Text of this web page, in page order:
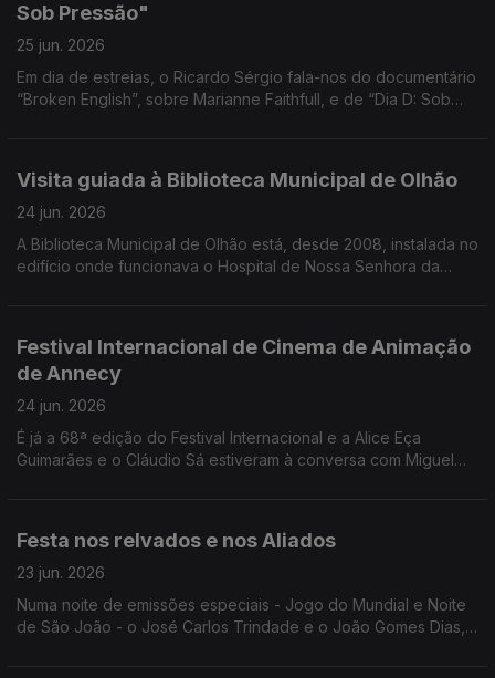
Sob Pressão"
25 jun. 2026
Em dia de estreias, o Ricardo Sérgio fala-nos do documentário
“Broken English”, sobre Marianne Faithfull, e de “Dia D: Sob
Visita guiada à Biblioteca Municipal de Olhão
24 jun. 2026
A Biblioteca Municipal de Olhão está, desde 2008, instalada no
edifício onde funcionava o Hospital de Nossa Senhora da
Festival Internacional de Cinema de Animação
de Annecy
24 jun. 2026
É já a 68ª edição do Festival Internacional e a Alice Eça
Guimarães e o Cláudio Sá estiveram à conversa com Miguel
Festa nos relvados e nos Aliados
23 jun. 2026
Numa noite de emissões especiais - Jogo do Mundial e Noite
de São João - o José Carlos Trindade e o João Gomes Dias,